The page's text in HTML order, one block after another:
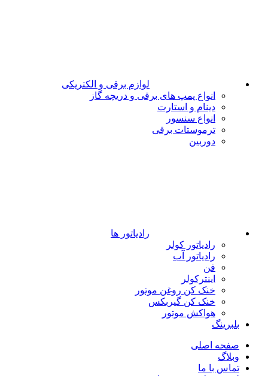
لوازم برقی و الکتریکی
انواع پمپ های برقی و دریچه گاز
دینام و استارت
انواع سنسور
ترموستات برقی
دوربین
رادیاتور ها
رادیاتور کولر
رادیاتور آب
فن
اینترکولر
خنک کن روغن موتور
خنک کن گیربکس
هواکش موتور
بلبرینگ
صفحه اصلی
وبلاگ
تماس با ما